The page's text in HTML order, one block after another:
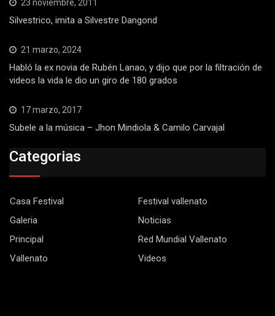
23 noviembre, 2011
Silvestrico, imita a Silvestre Dangond
21 marzo, 2024
Habló la ex novia de Rubén Lanao, y dijo que por la filtración de
videos la vida le dio un giro de 180 grados
17 marzo, 2017
Subele a la música – Jhon Mindiola & Camilo Carvajal
Categorias
Casa Festival
Festival vallenato
Galeria
Noticias
Principal
Red Mundial Vallenato
Vallenato
Videos